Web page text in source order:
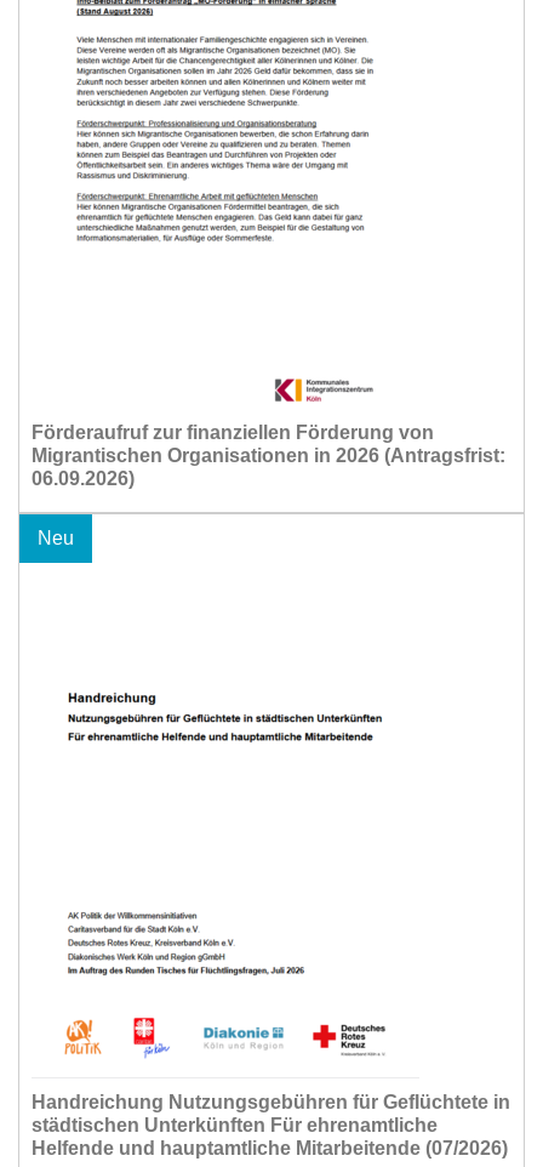
Förderaufruf zur finanziellen Förderung von
Migrantischen Organisationen in 2026 (Antragsfrist:
06.09.2026)
Neu
Handreichung Nutzungsgebühren für Geflüchtete in
städtischen Unterkünften Für ehrenamtliche
Helfende und hauptamtliche Mitarbeitende (07/2026)